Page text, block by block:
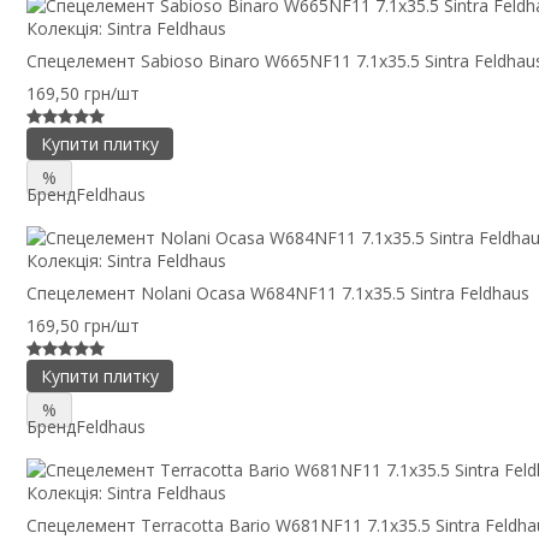
Колекція: Sintra Feldhaus
Спецелемент Sabioso Binaro W665NF11 7.1x35.5 Sintra
169,50 грн/шт
Купити плитку
%
БрендFeldhaus
Колекція: Sintra Feldhaus
Спецелемент Nolani Ocasa W684NF11 7.1x35.5 Sintra Feldhaus
169,50 грн/шт
Купити плитку
%
БрендFeldhaus
Колекція: Sintra Feldhaus
Спецелемент Terracotta Bario W681NF11 7.1x35.5 Sintra